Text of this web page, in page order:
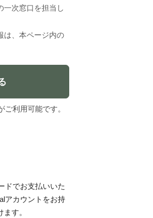
一次窓口を担当し
は、本ページ内の
利用可能です。
ドでお支払いいた
アカウントをお持
す。